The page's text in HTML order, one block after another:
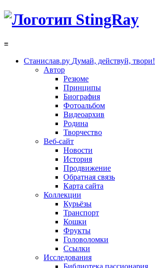
≡
Станислав.ру Думай, действуй, твори!
Автор
Резюме
Принципы
Биография
Фотоальбом
Видеоархив
Родина
Творчество
Веб-сайт
Новости
История
Продвижение
Обратная связь
Карта сайта
Коллекции
Курьёзы
Транспорт
Кошки
Фрукты
Головоломки
Ссылки
Исследования
Библиотека пассионария